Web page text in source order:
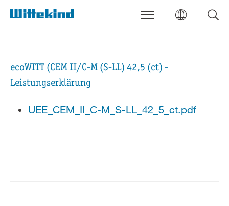
ecoWITT (CEM II/C-M (S-LL) 42,5 (ct) -
Leistungserklärung
UEE_CEM_II_C-M_S-LL_42_5_ct.pdf